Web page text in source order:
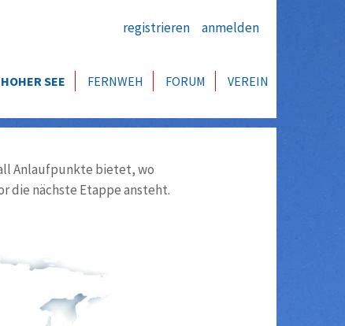
registrieren anmelden
SEE FERNWEH FORUM VEREIN
Anlaufpunkte bietet, wo
die nächste Etappe ansteht.